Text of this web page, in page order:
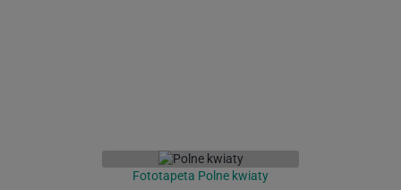
Fototapeta Polne kwiaty